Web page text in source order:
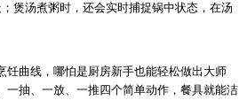
煲汤煮粥时，还会实时捕捉锅中状态，在汤
饪曲线，哪怕是厨房新手也能轻松做出大师
抽、一放、一推四个简单动作，餐具就能洁